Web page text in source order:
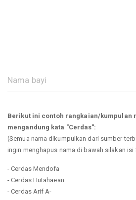
Berikut ini contoh rangkaian/kumpulan
mengandung kata "Cerdas":
(Semua nama dikumpulkan dari sumber
ingin menghapus nama di bawah silakan isi
- Cerdas Mendofa
- Cerdas Hutahaean
- Cerdas Arif A-